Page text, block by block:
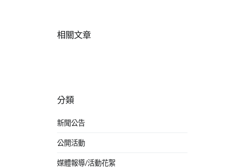
相關文章
分類
新聞公告
公開活動
媒體報導/活動花絮